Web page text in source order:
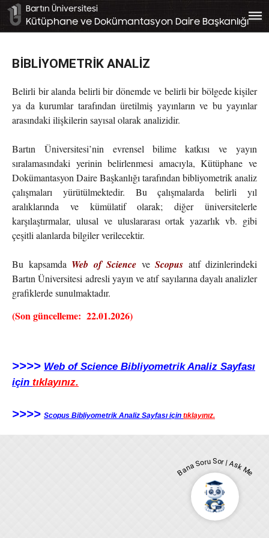
bars
Bartın Üniversitesi
Kütüphane ve Dokümantasyon Daire Başkanlığı
BİBLİYOMETRİK ANALİZ
Belirli bir alanda belirli bir dönemde ve belirli bir bölgede kişiler
ya da kurumlar tarafından üretilmiş yayınların ve bu yayınlar
arasındaki ilişkilerin sayısal olarak analizidir.
Bartın Üniversitesi’nin evrensel bilime katkısı ve yayın
sıralamasındaki yerinin belirlenmesi amacıyla, Kütüphane ve
Dokümantasyon Daire Başkanlığı tarafından bibliyometrik analiz
çalışmaları yürütülmektedir. Bu çalışmalarda belirli yıl
aralıklarında ve kümülatif olarak; diğer üniversitelerle
karşılaştırmalar, ulusal ve uluslararası ortak yazarlık vb. gibi
çeşitli alanlarda bilgiler verilecektir.
Bu kapsamda Web of Science ve Scopus atıf dizinlerindeki
Bartın Üniversitesi adresli yayın ve atıf sayılarına dayalı analizler
grafiklerde sunulmaktadır.
(Son güncelleme: 22.01.2026)
>>>> Web of Science Bibliyometrik Analiz Sayfası
için tıklayınız.
>>>> Scopus Bibliyometrik Analiz Sayfası için tıklayınız.
Bana Soru Sor | Ask Me